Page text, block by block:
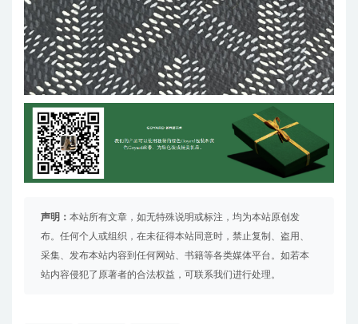
声明： 本站所有文章，如无特殊说明或标注，均为本站原创发
布。任何个人或组织，在未征得本站同意时，禁止复制、盗用、
采集、发布本站内容到任何网站、书籍等各类媒体平台。如若本
站内容侵犯了原著者的合法权益，可联系我们进行处理。